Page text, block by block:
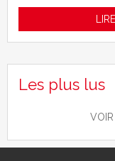
Les plus lus